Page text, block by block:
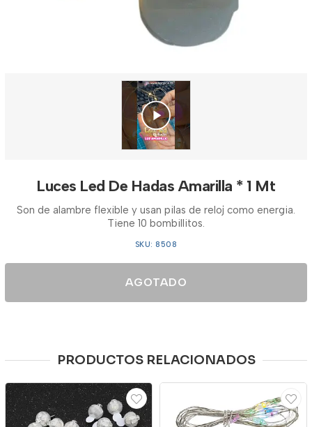
Luces Led De Hadas Amarilla * 1 Mt
Son de alambre flexible y usan pilas de reloj como energia.
Tiene 10 bombillitos.
SKU: 8508
AGOTADO
PRODUCTOS RELACIONADOS